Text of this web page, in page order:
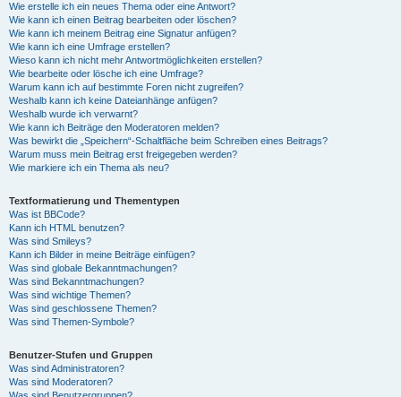
Wie erstelle ich ein neues Thema oder eine Antwort?
Wie kann ich einen Beitrag bearbeiten oder löschen?
Wie kann ich meinem Beitrag eine Signatur anfügen?
Wie kann ich eine Umfrage erstellen?
Wieso kann ich nicht mehr Antwortmöglichkeiten erstellen?
Wie bearbeite oder lösche ich eine Umfrage?
Warum kann ich auf bestimmte Foren nicht zugreifen?
Weshalb kann ich keine Dateianhänge anfügen?
Weshalb wurde ich verwarnt?
Wie kann ich Beiträge den Moderatoren melden?
Was bewirkt die „Speichern“-Schaltfläche beim Schreiben eines Beitrags?
Warum muss mein Beitrag erst freigegeben werden?
Wie markiere ich ein Thema als neu?
Textformatierung und Thementypen
Was ist BBCode?
Kann ich HTML benutzen?
Was sind Smileys?
Kann ich Bilder in meine Beiträge einfügen?
Was sind globale Bekanntmachungen?
Was sind Bekanntmachungen?
Was sind wichtige Themen?
Was sind geschlossene Themen?
Was sind Themen-Symbole?
Benutzer-Stufen und Gruppen
Was sind Administratoren?
Was sind Moderatoren?